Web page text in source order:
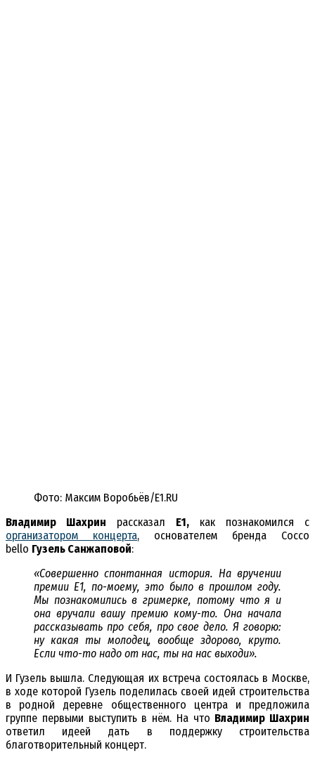
Фото: Максим Воробьёв/E1.RU
Владимир Шахрин рассказал E1, как познакомился с
организатором концерта, основателем бренда Cocco
bello Гузель Санжаповой:
«Совершенно спонтанная история. На вручении
премии E1, по-моему, это было в прошлом году.
Мы познакомились в гримерке, потому что я и
она вручали вашу премию кому-то. Она начала
рассказывать про себя, про свое дело. Я говорю:
ну какая ты молодец, вообще здорово, круто.
Если что-то надо от нас, ты на нас выходи».
И Гузель вышла. Следующая их встреча состоялась в Москве,
в ходе которой Гузель поделилась своей идей строительства
в родной деревне общественного центра и предложила
группе первыми выступить в нём. На что Владимир Шахрин
ответил идеей дать в поддержку строительства
благотворительный концерт.